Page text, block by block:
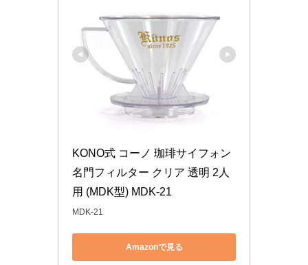
KONO式 コーノ 珈琲サイフォン
名門フィルター クリア 透明 2人
用 (MDK型) MDK-21
MDK-21
Amazonで見る